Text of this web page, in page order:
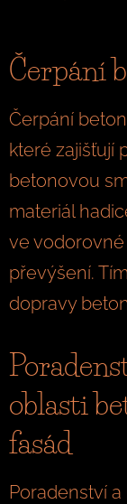
Čerpání
Čerpání
které zajišťují
betonovou
materiál
ve
převýšení.
dopravy
oblasti
fasád
Poradenství